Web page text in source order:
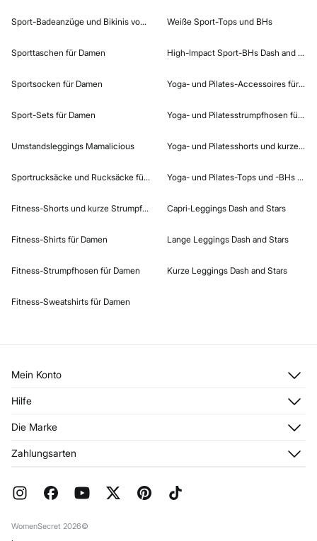
Sport-Badeanzüge und Bikinis von Dash and Stars
Sporttaschen für Damen
Sportsocken für Damen
Sport-Sets für Damen
Umstandsleggings Mamalicious
Sportrucksäcke und Rucksäcke für Damen
Fitness-Shorts und kurze Strumpfhosen für Damen
Fitness-Shirts für Damen
Fitness-Strumpfhosen für Damen
Fitness-Sweatshirts für Damen
Weiße Sport-Tops und BHs
High-Impact Sport-BHs Dash and Stars
Yoga- und Pilates-Accessoires für
Yoga- und Pilatesstrumpfhosen für
Yoga- und Pilatesshorts und kurze
Yoga- und Pilates-Tops und -BHs für
Capri‑Leggings Dash and Stars
Lange Leggings Dash and Stars
Kurze Leggings Dash and Stars
Mein Konto
Meine Adressen
Hilfe
Aktuelle Rabattaktionen
Geschenkverpackung
Versand
Die Marke
Franchise
Jobangebote
Zahlungsarten
WomenSecret 2026©